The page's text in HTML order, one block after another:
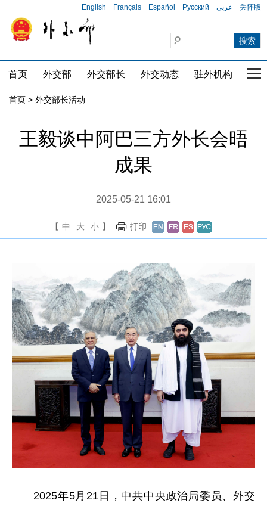
English Français Español Русский عربي 关怀版
首页 外交部 外交部长 外交动态 驻外机构 国
首页 > 外交部长活动
王毅谈中阿巴三方外长会晤
成果
2025-05-21 16:01
【 中 大 小 】 打印
2025年5月21日，中共中央政治局委员、外交